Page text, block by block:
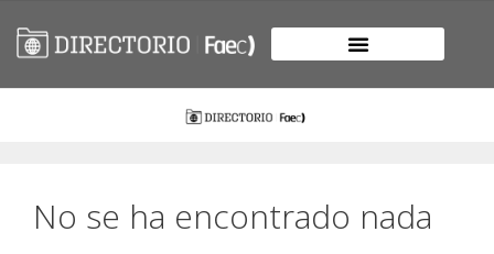
No se ha encontrado nada